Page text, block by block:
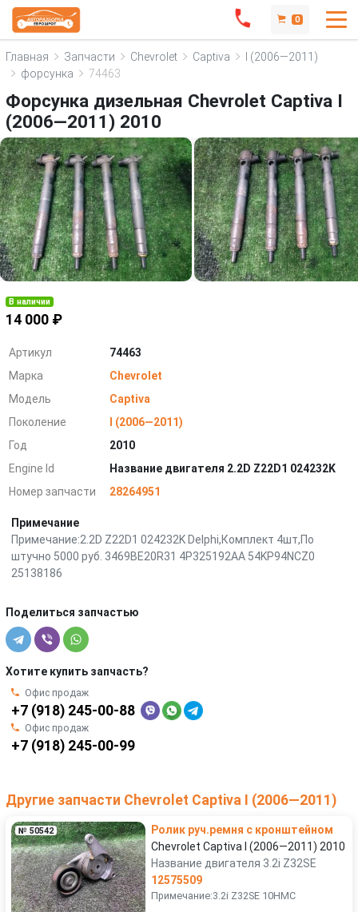
0
Главная Запчасти Chevrolet Captiva
I (2006—2011)
форсунка
74463
Форсунка дизельная Chevrolet Captiva I
(2006—2011) 2010
В наличии
14 000 ₽
Артикул
74463
Марка
Chevrolet
Модель
Captiva
Поколение
I (2006—2011)
Год
2010
Engine Id
Название двигателя 2.2D Z22D1 024232K
Номер запчасти
28264951
Примечание
Примечание:2.2D Z22D1 024232K Delphi,Комплект 4шт,По
штучно 5000 руб. 3469BE20R31 4P325192AA 54KP94NCZ0
25138186
Поделиться запчастью
Хотите купить запчасть?
Офис продаж
+7 (918) 245-00-88
Офис продаж
+7 (918) 245-00-99
Другие запчасти Chevrolet Captiva I (2006—2011)
№ 50542
Ролик руч.ремня с кронштейном
Chevrolet Captiva I (2006—2011) 2010
Название двигателя 3.2i Z32SE
12575509
Примечание:3.2i Z32SE 10HMC